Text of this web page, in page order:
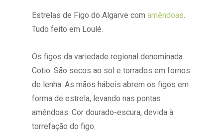
Estrelas de Figo do Algarve com amêndoas
Tudo feito em Loulé.
Os figos da variedade regional denominada
Cotio. São secos ao sol e torrados em fornos
de lenha. As mãos hábeis abrem os figos em
forma de estrela, levando nas pontas
amêndoas. Cor dourado-escura, devida à
torrefação do figo.